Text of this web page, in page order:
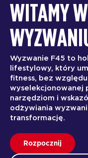
WITAMY W
Wyzwanie F45 to
lifestylowy, który
fitness, bez
wyselekcjonowanej
narzędziom i
odżywiania
transformację.
Rozpocznij